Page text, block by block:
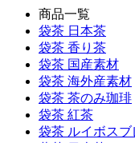
商品一覧
袋茶 日本茶
袋茶 香り茶
袋茶 国産素材
袋茶 海外産素材
袋茶 茶のみ珈琲
袋茶 紅茶
袋茶 ルイボスブ